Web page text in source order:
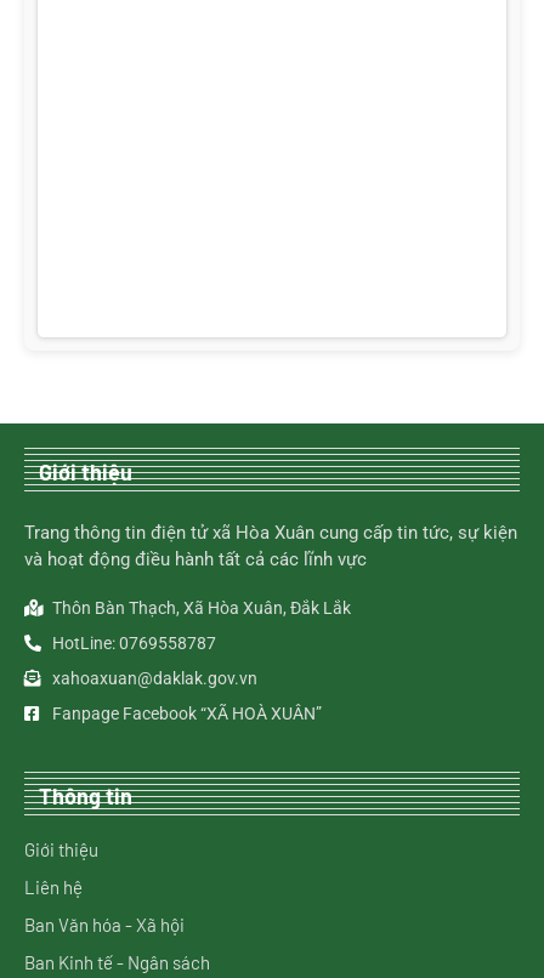
Giới thiệu
Trang thông tin điện tử xã Hòa Xuân cung cấp tin tức, sự kiện
và hoạt động điều hành tất cả các lĩnh vực
Thôn Bàn Thạch, Xã Hòa Xuân, Đắk Lắk
HotLine: 0769558787
xahoaxuan@daklak.gov.vn
Fanpage Facebook “XÃ HOÀ XUÂN”
Thông tin
Giới thiệu
Liên hệ
Ban Văn hóa - Xã hội
Ban Kinh tế - Ngân sách